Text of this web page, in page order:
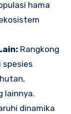
hama
Rangkong
spesies
lainnya.
dinamika